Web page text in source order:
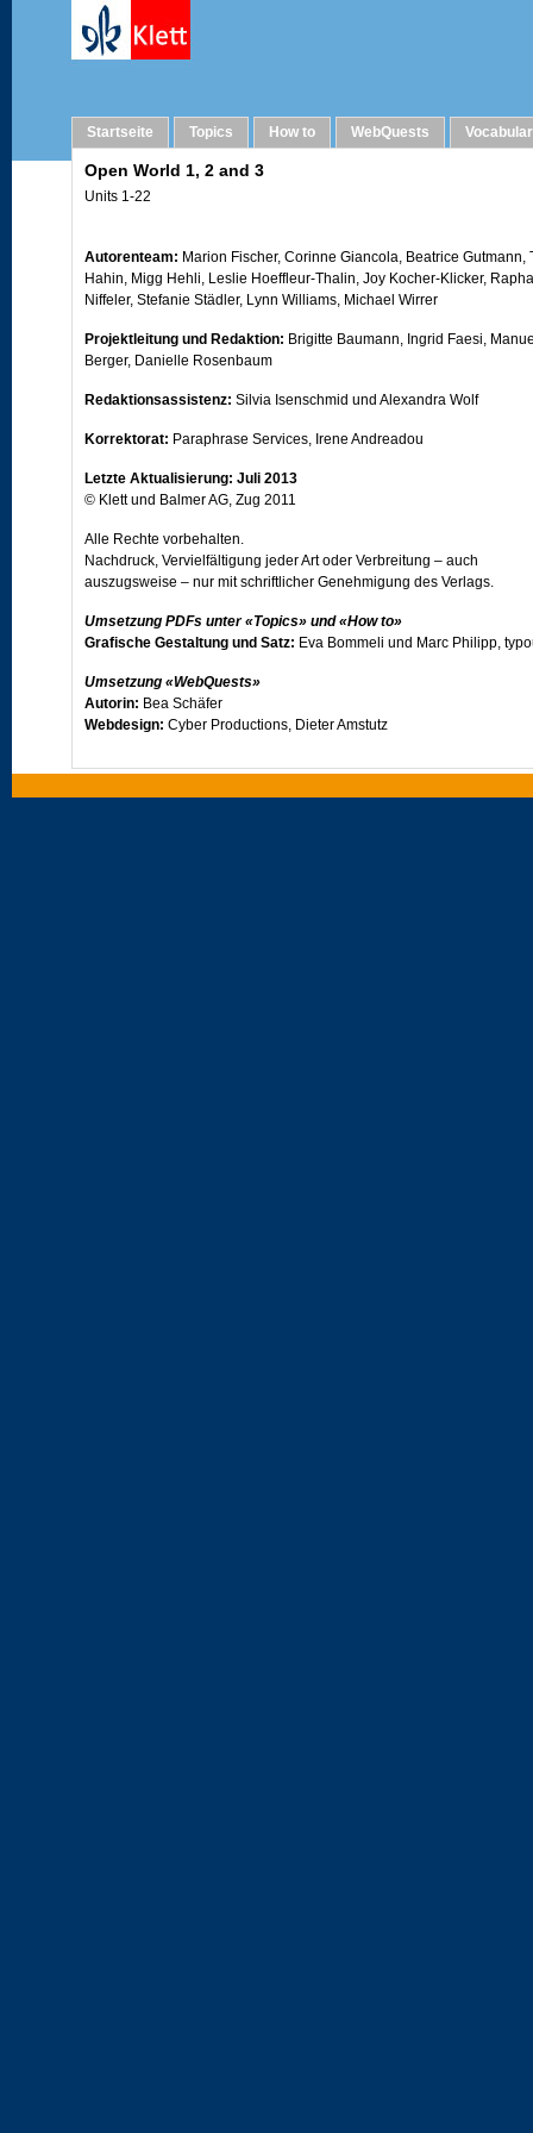
Startseite Topics How to WebQuests
Open World 1, 2 and 3
Units 1-22
Autorenteam: Marion Fischer, Corinne Giancola, Beatrice Gutmann,
Hahin, Migg Hehli, Leslie Hoeffleur-Thalin, Joy Kocher-Klicker,
Niffeler, Stefanie Städler, Lynn Williams, Michael Wirrer
Projektleitung und Redaktion: Brigitte Baumann, Ingrid Faesi,
Berger, Danielle Rosenbaum
Redaktionsassistenz: Silvia Isenschmid und Alexandra Wolf
Korrektorat: Paraphrase Services, Irene Andreadou
Letzte Aktualisierung: Juli 2013
© Klett und Balmer AG, Zug 2011
Alle Rechte vorbehalten.
Nachdruck, Vervielfältigung jeder Art oder Verbreitung – auch
auszugsweise – nur mit schriftlicher Genehmigung des Verlags.
Umsetzung PDFs unter «Topics» und «How to»
Grafische Gestaltung und Satz: Eva Bommeli und Marc Philipp,
Umsetzung «WebQuests»
Autorin: Bea Schäfer
Webdesign: Cyber Productions, Dieter Amstutz
Umsetzung «Vocabulary/PET vocabulary exercises»